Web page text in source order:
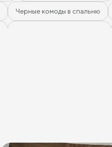
Черные комоды в спальню